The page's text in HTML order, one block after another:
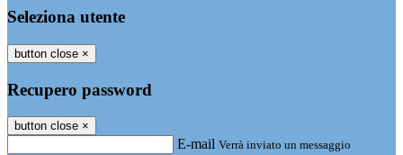
Seleziona utente
button close ×
Recupero password
button close ×
E-mail Verrà inviato un messaggio